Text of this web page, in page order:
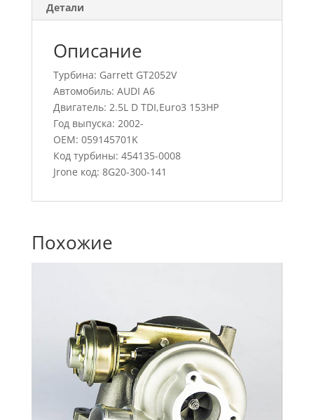
Детали
Описание
Турбина: Garrett GT2052V
Автомобиль: AUDI A6
Двигатель: 2.5L D TDI,Euro3 153HP
Год выпуска: 2002-
OEM: 059145701K
Код турбины: 454135-0008
Jrone код: 8G20-300-141
Похожие